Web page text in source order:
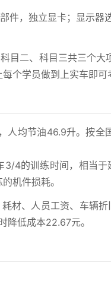
件，独立显卡；显示
目二、科目三共三个
个学员做到上实车即可
人均节油46.9升。按
3/4的训练时间，相当
机件损耗。
材、人员工资、车辆
降低成本22.67元。